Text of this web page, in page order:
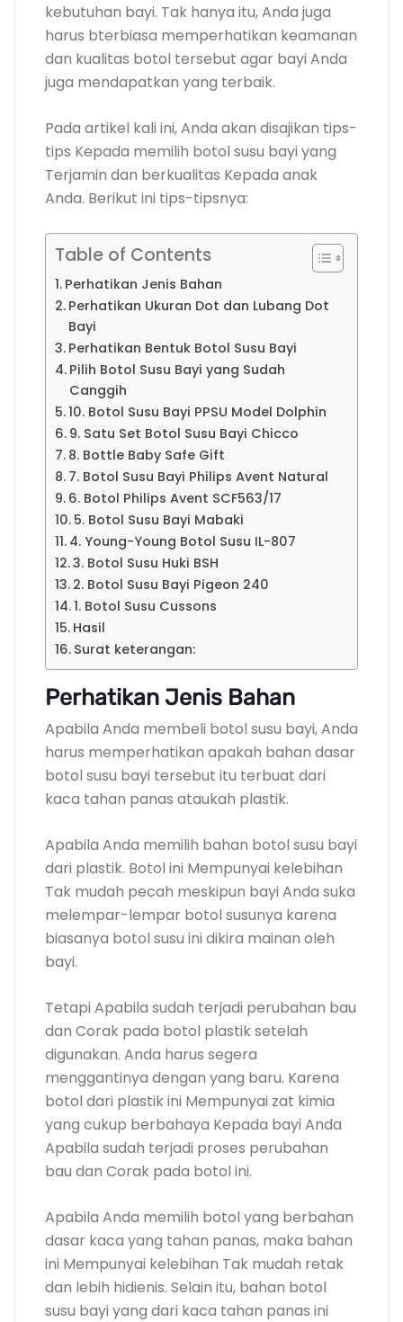
kebutuhan bayi. Tak hanya itu, Anda juga
harus bterbiasa memperhatikan keamanan
dan kualitas botol tersebut agar bayi Anda
juga mendapatkan yang terbaik.
Pada artikel kali ini, Anda akan disajikan tips-
tips Kepada memilih botol susu bayi yang
Terjamin dan berkualitas Kepada anak
Anda. Berikut ini tips-tipsnya:
Table of Contents
Perhatikan Jenis Bahan
Perhatikan Ukuran Dot dan Lubang Dot
Bayi
Perhatikan Bentuk Botol Susu Bayi
Pilih Botol Susu Bayi yang Sudah
Canggih
10. Botol Susu Bayi PPSU Model Dolphin
9. Satu Set Botol Susu Bayi Chicco
8. Bottle Baby Safe Gift
7. Botol Susu Bayi Philips Avent Natural
6. Botol Philips Avent SCF563/17
5. Botol Susu Bayi Mabaki
4. Young-Young Botol Susu IL-807
3. Botol Susu Huki BSH
2. Botol Susu Bayi Pigeon 240
1. Botol Susu Cussons
Hasil
Surat keterangan:
Perhatikan Jenis Bahan
Apabila Anda membeli botol susu bayi, Anda
harus memperhatikan apakah bahan dasar
botol susu bayi tersebut itu terbuat dari
kaca tahan panas ataukah plastik.
Apabila Anda memilih bahan botol susu bayi
dari plastik. Botol ini Mempunyai kelebihan
Tak mudah pecah meskipun bayi Anda suka
melempar-lempar botol susunya karena
biasanya botol susu ini dikira mainan oleh
bayi.
Tetapi Apabila sudah terjadi perubahan bau
dan Corak pada botol plastik setelah
digunakan. Anda harus segera
menggantinya dengan yang baru. Karena
botol dari plastik ini Mempunyai zat kimia
yang cukup berbahaya Kepada bayi Anda
Apabila sudah terjadi proses perubahan
bau dan Corak pada botol ini.
Apabila Anda memilih botol yang berbahan
dasar kaca yang tahan panas, maka bahan
ini Mempunyai kelebihan Tak mudah retak
dan lebih hidienis. Selain itu, bahan botol
susu bayi yang dari kaca tahan panas ini